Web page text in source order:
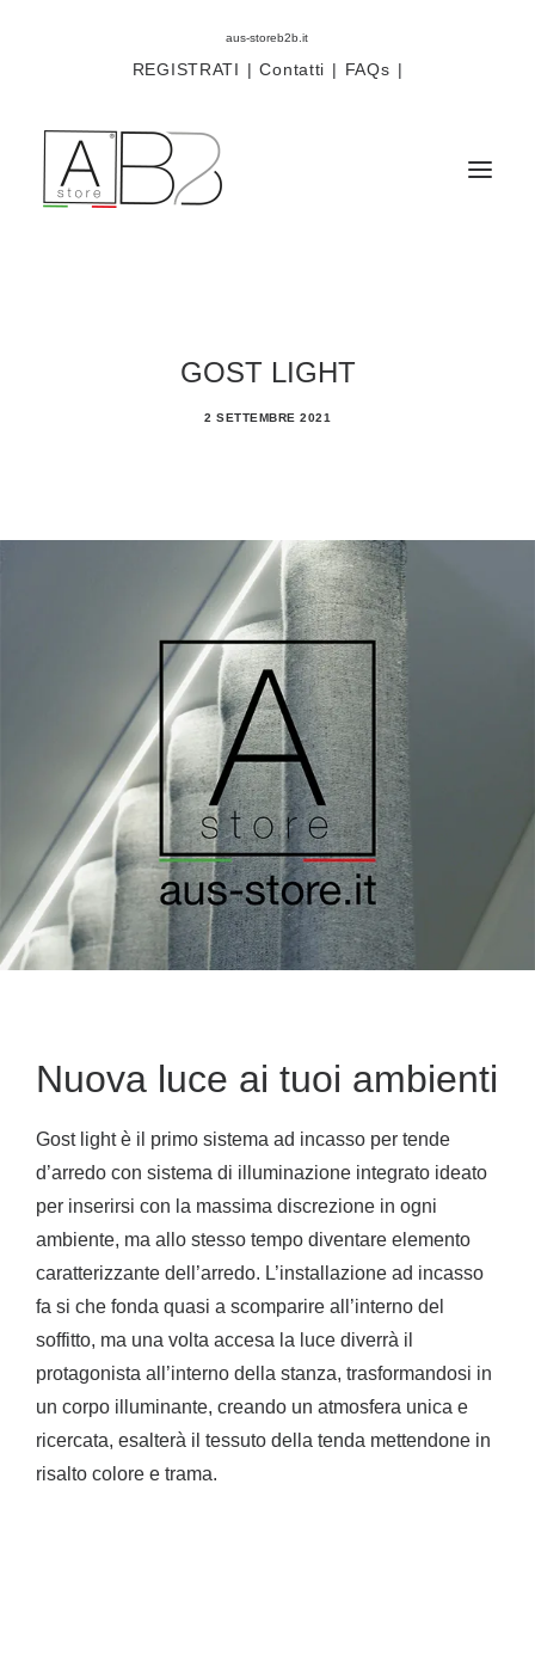
aus-storeb2b.it
REGISTRATI | Contatti | FAQs |
Login / Register
Carrello
GOST LIGHT
2 SETTEMBRE 2021
Nuova luce ai tuoi ambienti
Gost light è il primo sistema ad incasso per tende
d’arredo con sistema di illuminazione integrato ideato
per inserirsi con la massima discrezione in ogni
ambiente, ma allo stesso tempo diventare elemento
caratterizzante dell’arredo. L’installazione ad incasso
fa si che fonda quasi a scomparire all’interno del
soffitto, ma una volta accesa la luce diverrà il
protagonista all’interno della stanza, trasformandosi in
un corpo illuminante, creando un atmosfera unica e
ricercata, esalterà il tessuto della tenda mettendone in
risalto colore e trama.